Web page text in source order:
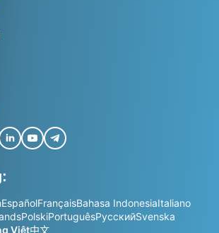
EspañolFrançaisBahasa IndonesiaItaliano
PolskiPortuguêsРусскийSvenska
Việt中文